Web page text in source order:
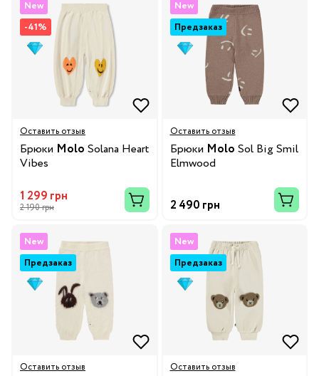
New
-41%
Оставить отзыв
Брюки Molo Solana Heart
Vibes
1 299 грн
2 190 грн
New
Предзаказ
Оставить отзыв
Брюки Molo Sol Big Smil
Elmwood
2 490 грн
New
Предзаказ
Оставить отзыв
New
Предзаказ
Оставить отзыв